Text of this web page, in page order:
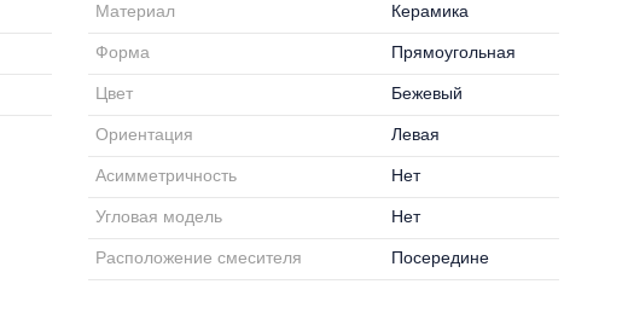
Материал Керамика
Форма Прямоугольная
Цвет Бежевый
Ориентация Левая
Асимметричность Нет
Угловая модель Нет
Расположение смесителя Посередине